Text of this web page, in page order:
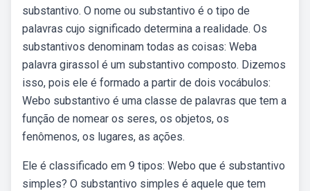
substantivo. O nome ou substantivo é o tipo de
palavras cujo significado determina a realidade. Os
substantivos denominam todas as coisas: Weba
palavra girassol é um substantivo composto. Dizemos
isso, pois ele é formado a partir de dois vocábulos:
Webo substantivo é uma classe de palavras que tem a
função de nomear os seres, os objetos, os
fenômenos, os lugares, as ações.
Ele é classificado em 9 tipos: Webo que é substantivo
simples? O substantivo simples é aquele que tem